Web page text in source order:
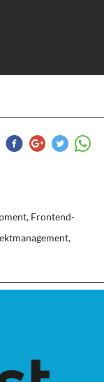
Frontend-